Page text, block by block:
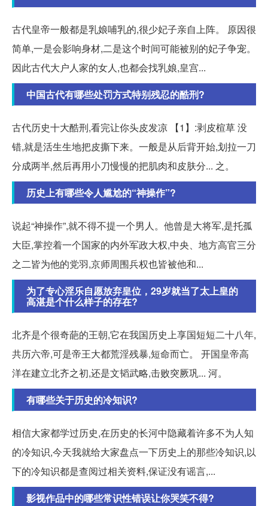
古代皇帝一般都是乳娘哺乳的,很少妃子亲自上阵。 原因很
简单,一是会影响身材,二是这个时间可能被别的妃子争宠。
因此古代大户人家的女人,也都会找乳娘,皇宫...
中国古代有哪些处罚方式特别残忍的酷刑?
古代历史十大酷刑,看完让你头皮发凉 【1】:剥皮楦草 没
错,就是活生生地把皮撕下来。一般是从后背开始,划拉一刀
分成两半,然后再用小刀慢慢的把肌肉和皮肤分... 之。
历史上有哪些令人尴尬的“神操作”?
说起“神操作”,就不得不提一个男人。他曾是大将军,是托孤
大臣,掌控着一个国家的内外军政大权,中央、地方高官三分
之二皆为他的党羽,京师周围兵权也皆被他和...
为了专心淫乐自愿放弃皇位，29岁就当了太上皇的
高湛是个什么样子的存在?
北齐是个很奇葩的王朝,它在我国历史上享国短短二十八年,
共历六帝,可是帝王大都荒淫残暴,短命而亡。 开国皇帝高
洋在建立北齐之初,还是文韬武略,击败突厥巩... 河。
有哪些关于历史的冷知识?
相信大家都学过历史,在历史的长河中隐藏着许多不为人知
的冷知识,今天我就给大家盘点一下历史上的那些冷知识,以
下的冷知识都是查阅过相关资料,保证没有谣言,...
影视作品中的哪些常识性错误让你哭笑不得?